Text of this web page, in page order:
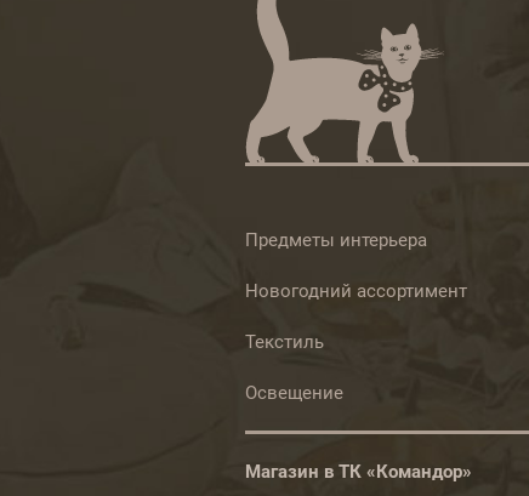
Предметы интерьера
Новогодний ассортимент
Текстиль
Освещение
Магазин в ТК «Командор»